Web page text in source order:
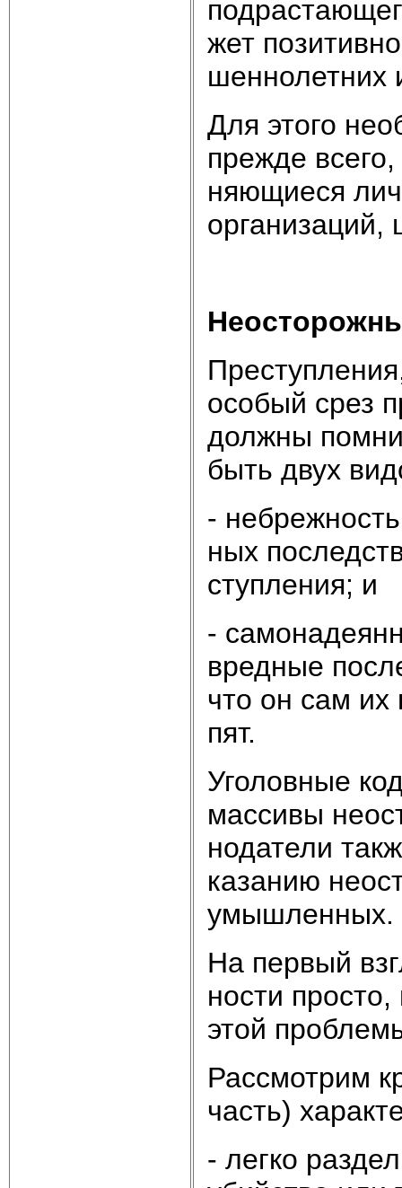
жет
шен­но­лет­них
Для это­го
пре­ж­де
няю­щие­ся
ор­га­ни­за­ций,
осо­бый срез
долж­ны
быть двух
-
ных
сту­п­ле­ния; и
-
вред­ные
что он сам их
пят.
Уго­лов­ные
мас­си­вы
но­да­те­ли
ка­за­нию
умыш­лен­ных.
На пер­вый
но­сти
этой
Рас­смот­рим
часть)
- лег­ко